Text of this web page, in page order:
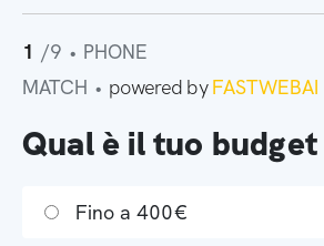
1 /9 • PHONE
MATCH • powered byFASTWEBAI
Qual è il tuo budget
Fino a 400€